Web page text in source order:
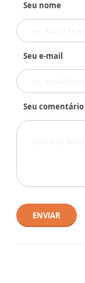
Seu nome
Seu e-mail
Seu comentário
ENVIAR